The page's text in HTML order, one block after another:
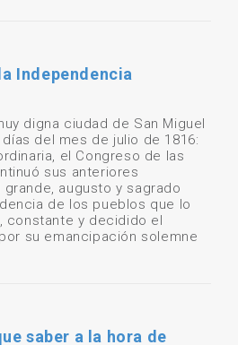
Independencia
digna ciudad de San Miguel
del mes de julio de 1816:
el Congreso de las
sus anteriores
augusto y sagrado
de los pueblos que lo
constante y decidido el
su emancipación solemne
saber a la hora de